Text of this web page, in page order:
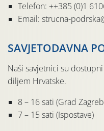
Telefon: ++385 (0)1
Email: strucna-
SAVJETODAVNA
Naši savjetnici su
diljem Hrvatske.
8 – 16 sati (Grad
7 – 15 sati (Ispostave)